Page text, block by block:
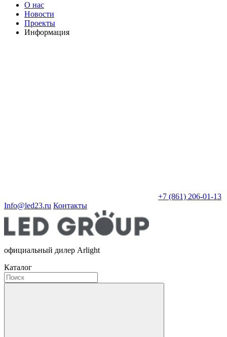
О нас
Новости
Проекты
Информация
+7 (861) 206-01-13
Info@led23.ru Контакты
официальный дилер Arlight
Каталог